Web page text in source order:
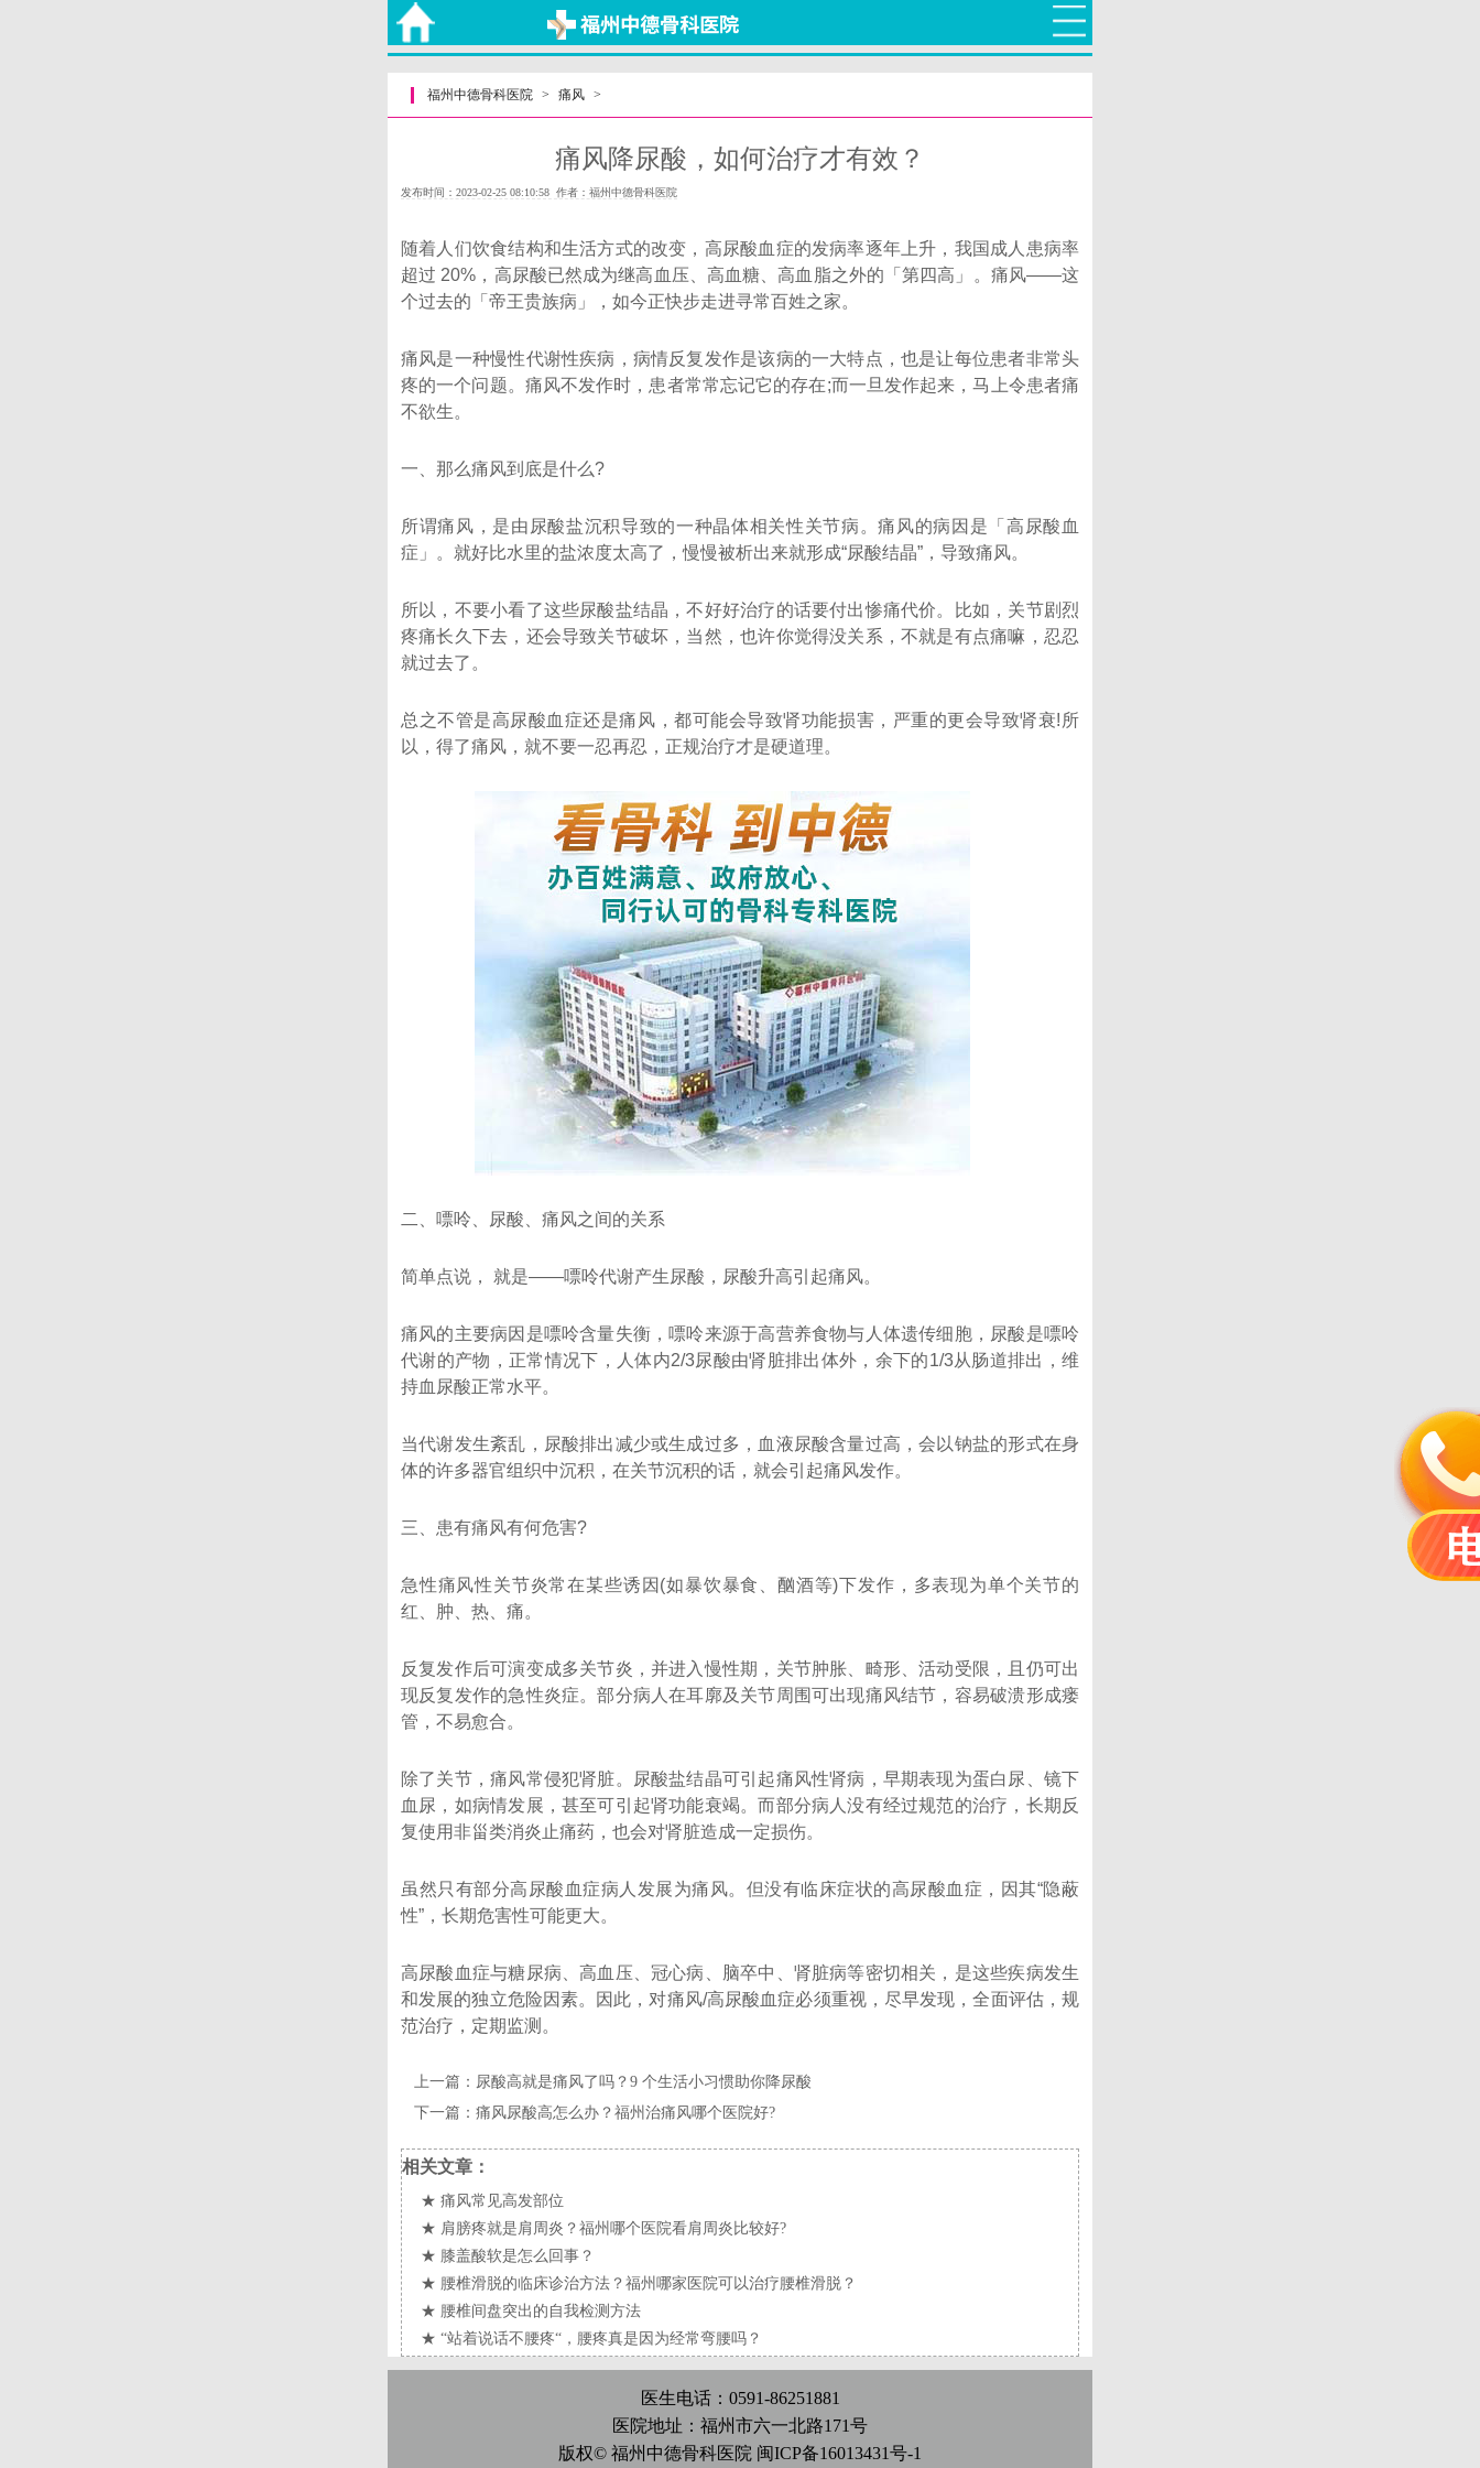
福州中德骨科医院 > 痛风 >
痛风降尿酸，如何治疗才有效？
发布时间：2023-02-25 08:10:58 作者：福州中德骨科医院
随着人们饮食结构和生活方式的改变，高尿酸血症的发病率逐年上升，我国成人患病率
超过 20%，高尿酸已然成为继高血压、高血糖、高血脂之外的「第四高」。痛风——这
个过去的「帝王贵族病」，如今正快步走进寻常百姓之家。
痛风是一种慢性代谢性疾病，病情反复发作是该病的一大特点，也是让每位患者非常头
疼的一个问题。痛风不发作时，患者常常忘记它的存在;而一旦发作起来，马上令患者痛
不欲生。
一、那么痛风到底是什么?
所谓痛风，是由尿酸盐沉积导致的一种晶体相关性关节病。痛风的病因是「高尿酸血
症」。就好比水里的盐浓度太高了，慢慢被析出来就形成“尿酸结晶”，导致痛风。
所以，不要小看了这些尿酸盐结晶，不好好治疗的话要付出惨痛代价。比如，关节剧烈
疼痛长久下去，还会导致关节破坏，当然，也许你觉得没关系，不就是有点痛嘛，忍忍
就过去了。
总之不管是高尿酸血症还是痛风，都可能会导致肾功能损害，严重的更会导致肾衰!所
以，得了痛风，就不要一忍再忍，正规治疗才是硬道理。
二、嘌呤、尿酸、痛风之间的关系
简单点说， 就是——嘌呤代谢产生尿酸，尿酸升高引起痛风。
痛风的主要病因是嘌呤含量失衡，嘌呤来源于高营养食物与人体遗传细胞，尿酸是嘌呤
代谢的产物，正常情况下，人体内2/3尿酸由肾脏排出体外，余下的1/3从肠道排出，维
持血尿酸正常水平。
当代谢发生紊乱，尿酸排出减少或生成过多，血液尿酸含量过高，会以钠盐的形式在身
体的许多器官组织中沉积，在关节沉积的话，就会引起痛风发作。
三、患有痛风有何危害?
急性痛风性关节炎常在某些诱因(如暴饮暴食、酗酒等)下发作，多表现为单个关节的
红、肿、热、痛。
反复发作后可演变成多关节炎，并进入慢性期，关节肿胀、畸形、活动受限，且仍可出
现反复发作的急性炎症。部分病人在耳廓及关节周围可出现痛风结节，容易破溃形成瘘
管，不易愈合。
除了关节，痛风常侵犯肾脏。尿酸盐结晶可引起痛风性肾病，早期表现为蛋白尿、镜下
血尿，如病情发展，甚至可引起肾功能衰竭。而部分病人没有经过规范的治疗，长期反
复使用非甾类消炎止痛药，也会对肾脏造成一定损伤。
虽然只有部分高尿酸血症病人发展为痛风。但没有临床症状的高尿酸血症，因其“隐蔽
性”，长期危害性可能更大。
高尿酸血症与糖尿病、高血压、冠心病、脑卒中、肾脏病等密切相关，是这些疾病发生
和发展的独立危险因素。因此，对痛风/高尿酸血症必须重视，尽早发现，全面评估，规
范治疗，定期监测。
上一篇： 尿酸高就是痛风了吗？9 个生活小习惯助你降尿酸
下一篇：痛风尿酸高怎么办？福州治痛风哪个医院好?
相关文章：
★痛风常见高发部位
★ 肩膀疼就是肩周炎？福州哪个医院看肩周炎比较好?
★ 膝盖酸软是怎么回事？
★ 腰椎滑脱的临床诊治方法？福州哪家医院可以治疗腰椎滑脱？
★ 腰椎间盘突出的自我检测方法
★“站着说话不腰疼“，腰疼真是因为经常弯腰吗？
医生电话：0591-86251881
医院地址：福州市六一北路171号
版权© 福州中德骨科医院 闽ICP备16013431号-1